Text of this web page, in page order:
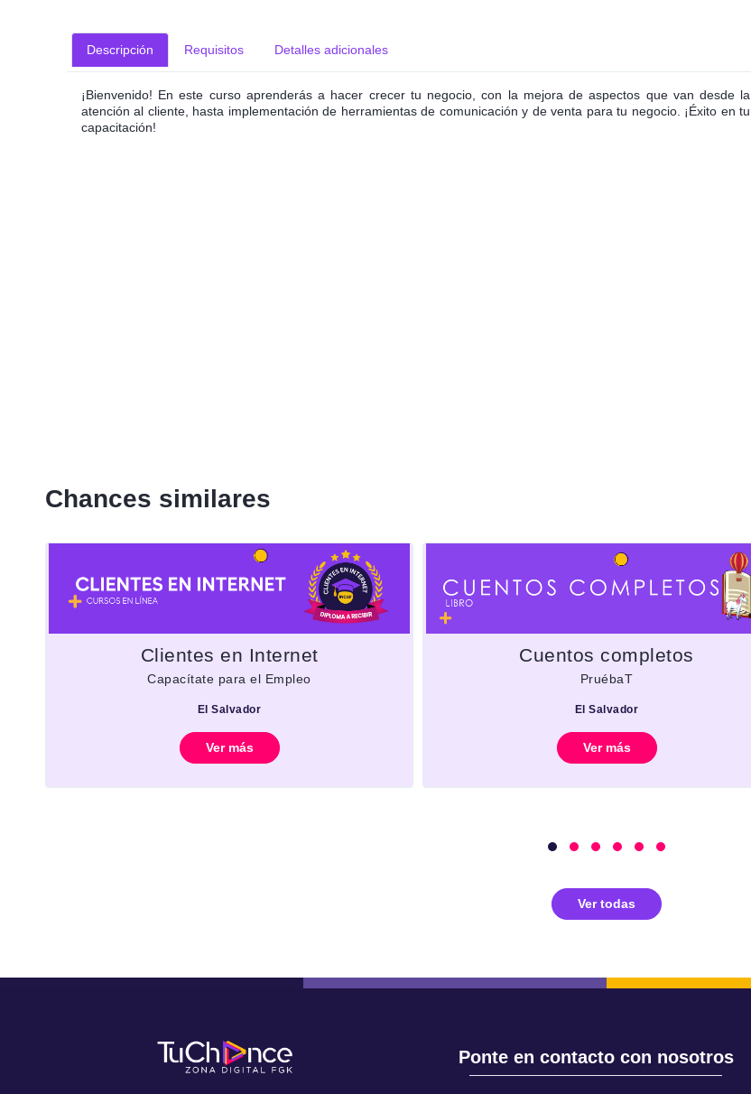
Descripción Requisitos Detalles adicionales
¡Bienvenido! En este curso aprenderás a hacer crecer tu negocio, con la mejora de aspectos que van desde la
atención al cliente, hasta implementación de herramientas de comunicación y de venta para tu negocio. ¡Éxito en tu
capacitación!
Chances similares
Clientes en Internet
Capacítate para el Empleo
El Salvador
Ver más
Cuentos completos
PruébaT
El Salvador
Ver más
Ver todas
Ponte en contacto con nosotros